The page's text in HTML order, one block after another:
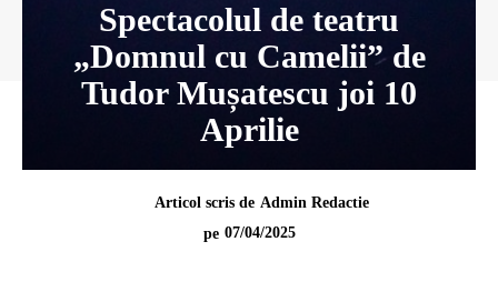
Spectacolul de teatru
„Domnul cu Camelii” de
Tudor Mușatescu joi 10
Aprilie
Articol scris de Admin Redactie
pe 07/04/2025